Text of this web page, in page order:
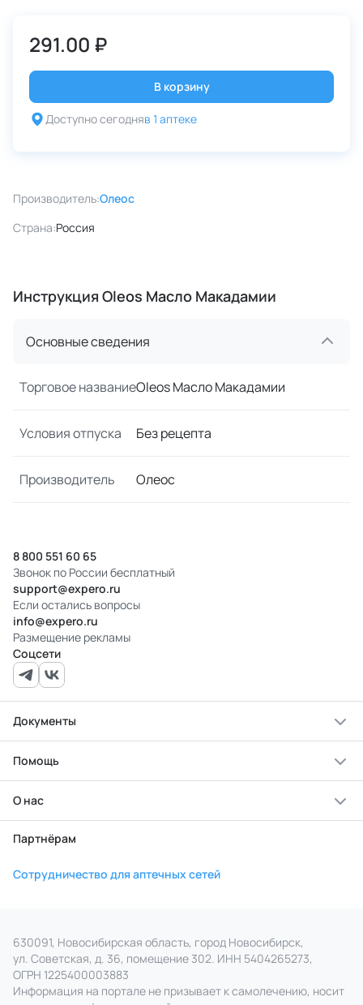
291.00 ₽
В корзину
Доступно сегодняв 1 аптеке
Производитель:Олеос
Страна:Россия
Инструкция Oleos Масло Макадамии
Основные сведения
Торговое названиеOleos Масло Макадамии
Условия отпуска Без рецепта
Производитель Олеос
8 800 551 60 65
Звонок по России бесплатный
support@expero.ru
Если остались вопросы
info@expero.ru
Размещение рекламы
Соцсети
Документы
Помощь
О нас
Партнёрам
Сотрудничество для аптечных сетей
630091, Новосибирская область, город Новосибирск,
ул. Советская, д. 36, помещение 302. ИНН 5404265273,
ОГРН 1225400003883
Информация на портале не призывает к самолечению, носит